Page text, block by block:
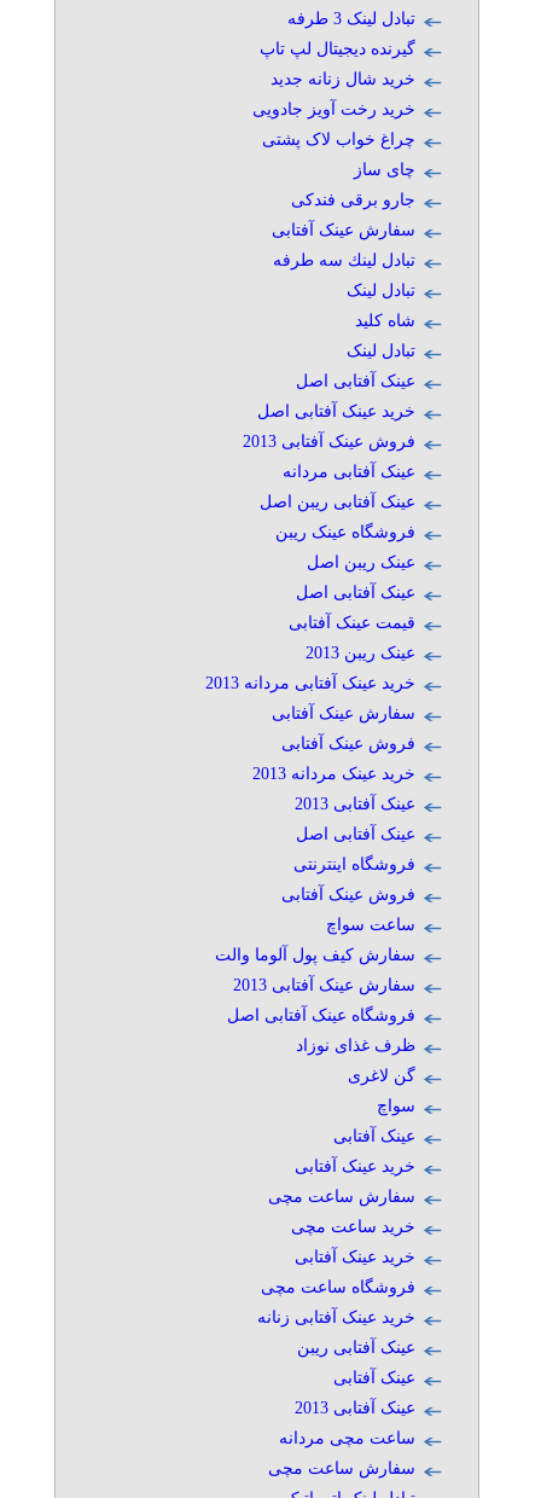
تبادل لینک 3 طرفه
گیرنده دیجیتال لپ تاپ
خرید شال زنانه جدید
خرید رخت آویز جادویی
چراغ خواب لاک پشتی
چای ساز
جارو برقی فندکی
سفارش عینک آفتابی
تبادل لينك سه طرفه
تبادل لینک
شاه کلید
تبادل لینک
عینک آفتابی اصل
خرید عینک آفتابی اصل
فروش عینک آفتابی 2013
عینک آفتابی مردانه
عینک آفتابی ریبن اصل
فروشگاه عینک ریبن
عینک ریبن اصل
عینک آفتابی اصل
قیمت عینک آفتابی
عینک ریبن 2013
خرید عینک آفتابی مردانه 2013
سفارش عینک آفتابی
فروش عینک آفتابی
خرید عینک مردانه 2013
عینک آفتابی 2013
عینک آفتابی اصل
فروشگاه اینترنتی
فروش عینک آفتابی
ساعت سواچ
سفارش کیف پول آلوما والت
سفارش عینک آفتابی 2013
فروشگاه عینک آفتابی اصل
ظرف غذای نوزاد
گن لاغری
سواچ
عینک آفتابی
خرید عینک آفتابی
سفارش ساعت مچی
خرید ساعت مچی
خرید عینک آفتابی
فروشگاه ساعت مچی
خرید عینک آفتابی زنانه
عینک آفتابی ریبن
عینک آفتابی
عینک آفتابی 2013
ساعت مچی مردانه
سفارش ساعت مچی